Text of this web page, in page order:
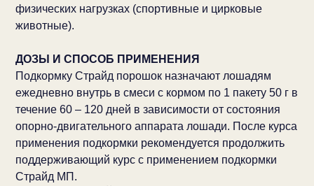
физических нагрузках (спортивные и цирковые
животные).
ДОЗЫ И СПОСОБ ПРИМЕНЕНИЯ
Подкормку Страйд порошок назначают лошадям
ежедневно внутрь в смеси с кормом по 1 пакету 50 г в
течение 60 – 120 дней в зависимости от состояния
опорно-двигательного аппарата лошади. После курса
применения подкормки рекомендуется продолжить
поддерживающий курс с применением подкормки
Страйд МП.